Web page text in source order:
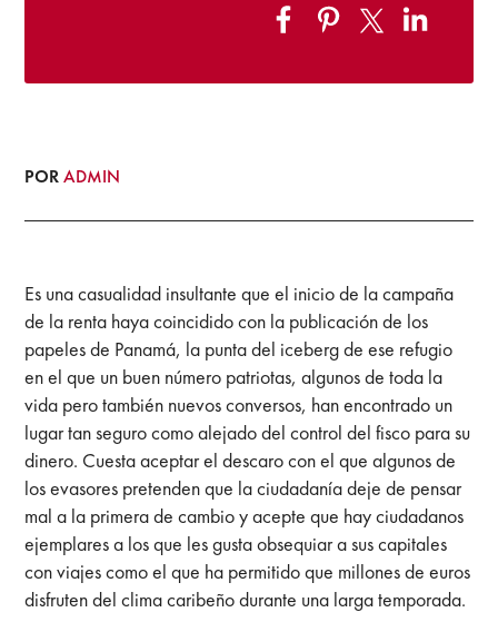
PORADMIN
Es una casualidad insultante que el inicio de la campaña
de la renta haya coincidido con la publicación de los
papeles de Panamá, la punta del iceberg de ese refugio
en el que un buen número patriotas, algunos de toda la
vida pero también nuevos conversos, han encontrado un
lugar tan seguro como alejado del control del fisco para su
dinero. Cuesta aceptar el descaro con el que algunos de
los evasores pretenden que la ciudadanía deje de pensar
mal a la primera de cambio y acepte que hay ciudadanos
ejemplares a los que les gusta obsequiar a sus capitales
con viajes como el que ha permitido que millones de euros
disfruten del clima caribeño durante una larga temporada.